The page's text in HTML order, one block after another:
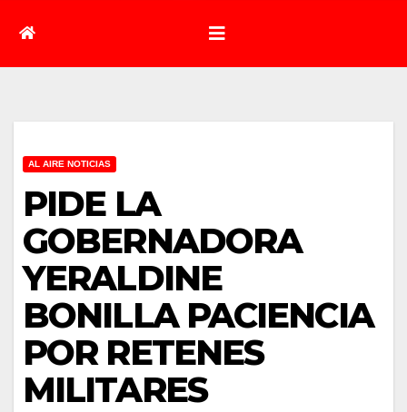
AL AIRE NOTICIAS
PIDE LA
GOBERNADORA
YERALDINE
BONILLA PACIENCIA
POR RETENES
MILITARES